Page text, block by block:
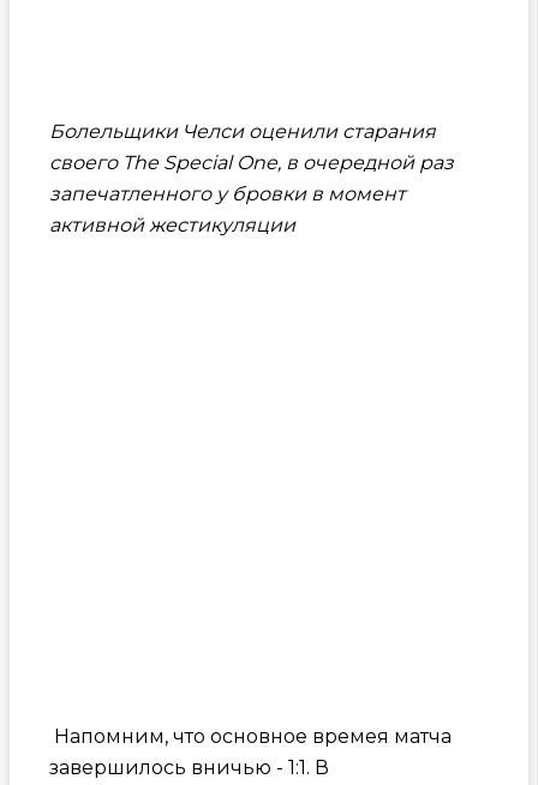
Болельщики Челси оценили старания
своего The Special One, в очередной раз
запечатленного у бровки в момент
активной жестикуляции
Напомним, что основное времея матча
завершилось вничью - 1:1. В